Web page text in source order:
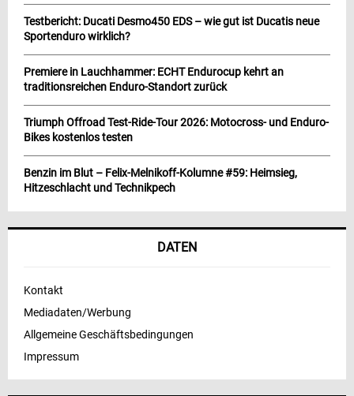
Testbericht: Ducati Desmo450 EDS – wie gut ist Ducatis neue
Sportenduro wirklich?
Premiere in Lauchhammer: ECHT Endurocup kehrt an
traditionsreichen Enduro-Standort zurück
Triumph Offroad Test-Ride-Tour 2026: Motocross- und Enduro-
Bikes kostenlos testen
Benzin im Blut – Felix-Melnikoff-Kolumne #59: Heimsieg,
Hitzeschlacht und Technikpech
DATEN
Kontakt
Mediadaten/Werbung
Allgemeine Geschäftsbedingungen
Impressum